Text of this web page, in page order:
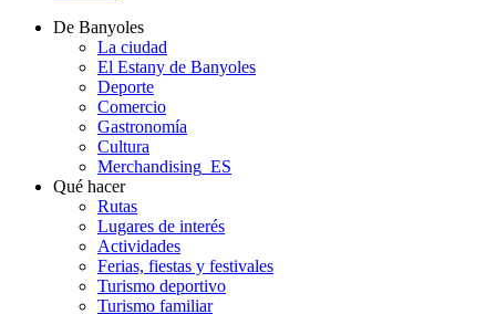
De Banyoles
La ciudad
El Estany de Banyoles
Deporte
Comercio
Gastronomía
Cultura
Merchandising_ES
Qué hacer
Rutas
Lugares de interés
Actividades
Ferias, fiestas y festivales
Turismo deportivo
Turismo familiar